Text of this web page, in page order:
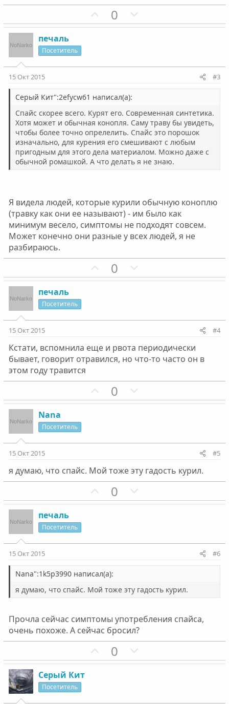
П
о
т
н
ы
й
г
о
л
0
е
т
ы
й
г
о
л
печаль
Посетитель
15 Окт 2015 #3
Серый Кит":2efycw61 написал(а):
Спайс скорее всего. Курят его. Современная синтетика.
Хотя может и обычная конопля. Саму траву бы увидеть,
чтобы более точно опрелелить. Спайс это порошок
изначально, для курения его смешивают с любым
пригодным для этого дела материалом. Можно даже с
обычной ромашкой. А что делать я не знаю.
Я видела людей, которые курили обычную коноплю
(травку как они ее называют) - им было как
минимум весело, симптомы не подходят совсем.
Может конечно они разные у всех людей, я не
разбираюсь.
П
о
т
н
ы
й
о
с
0
е
т
н
ы
й
о
с
печаль
Посетитель
15 Окт 2015 #4
Кстати, вспомнила еще и рвота периодически
бывает, говорит отравился, но что-то часто он в
этом году травится
П
о
т
в
н
ы
й
о
0
е
т
н
й
о
Nana
Посетитель
15 Окт 2015 #5
я думаю, что спайс. Мой тоже эту гадость курил.
П
о
т
н
ы
г
о
л
с
0
е
т
ы
г
о
л
с
печаль
Посетитель
15 Окт 2015 #6
Nana":1k5p3990 написал(а):
я думаю, что спайс. Мой тоже эту гадость курил.
Прочла сейчас симптомы употребления спайса,
очень похоже. А сейчас бросил?
П
о
т
0
е
т
Серый Кит
Посетитель